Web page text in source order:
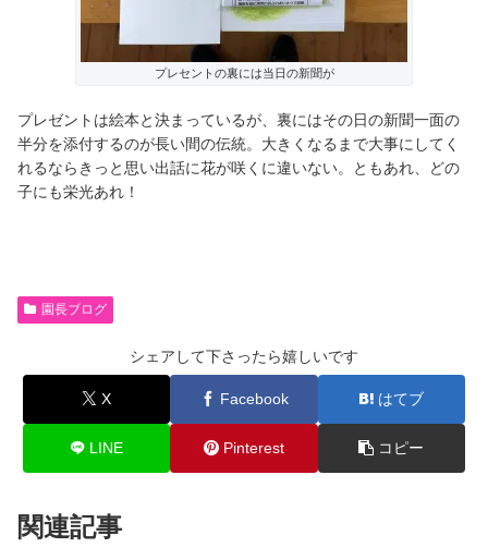
プレセントの裏には当日の新聞が
プレゼントは絵本と決まっているが、裏にはその日の新聞一面の
半分を添付するのが長い間の伝統。大きくなるまで大事にしてく
れるならきっと思い出話に花が咲くに違いない。ともあれ、どの
子にも栄光あれ！
園長ブログ
シェアして下さったら嬉しいです
X Facebook はてブ
LINE Pinterest コピー
関連記事